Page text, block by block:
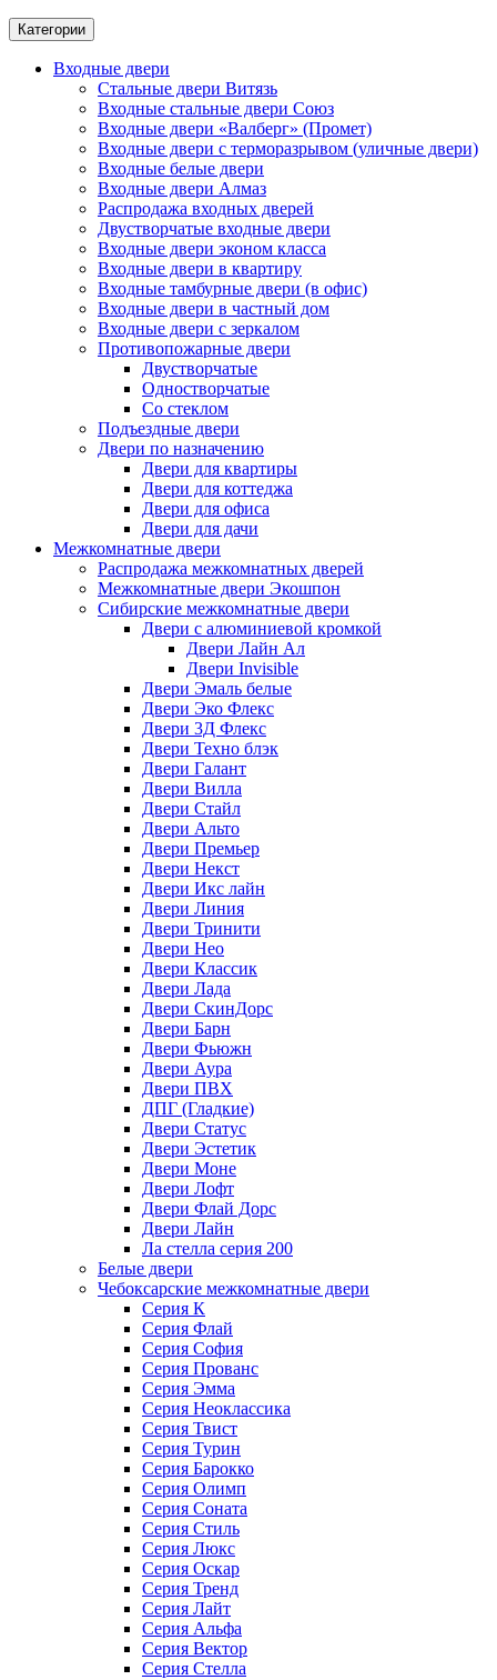
Категории
Входные двери
Стальные двери Витязь
Входные стальные двери Союз
Входные двери «Валберг» (Промет)
Входные двери с терморазрывом (уличные двери)
Входные белые двери
Входные двери Алмаз
Распродажа входных дверей
Двустворчатые входные двери
Входные двери эконом класса
Входные двери в квартиру
Входные тамбурные двери (в офис)
Входные двери в частный дом
Входные двери с зеркалом
Противопожарные двери
Двустворчатые
Одностворчатые
Со стеклом
Подъездные двери
Двери по назначению
Двери для квартиры
Двери для коттеджа
Двери для офиса
Двери для дачи
Межкомнатные двери
Распродажа межкомнатных дверей
Межкомнатные двери Экошпон
Сибирские межкомнатные двери
Двери с алюминиевой кромкой
Двери Лайн Ал
Двери Invisible
Двери Эмаль белые
Двери Эко Флекс
Двери 3Д Флекс
Двери Техно блэк
Двери Галант
Двери Вилла
Двери Стайл
Двери Альто
Двери Премьер
Двери Некст
Двери Икс лайн
Двери Линия
Двери Тринити
Двери Нео
Двери Классик
Двери Лада
Двери СкинДорс
Двери Барн
Двери Фьюжн
Двери Аура
Двери ПВХ
ДПГ (Гладкие)
Двери Статус
Двери Эстетик
Двери Моне
Двери Лофт
Двери Флай Дорс
Двери Лайн
Ла стелла серия 200
Белые двери
Чебоксарские межкомнатные двери
Серия К
Серия Флай
Серия София
Серия Прованс
Серия Эмма
Серия Неоклассика
Серия Твист
Серия Турин
Серия Барокко
Серия Олимп
Серия Соната
Серия Стиль
Серия Люкс
Серия Оскар
Серия Тренд
Серия Лайт
Серия Альфа
Серия Вектор
Серия Стелла